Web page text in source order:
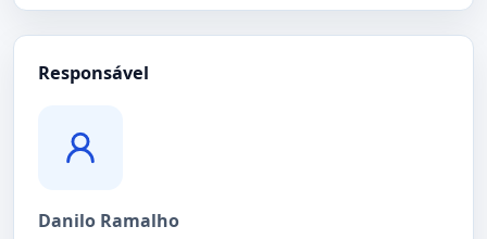
Responsável
Danilo Ramalho